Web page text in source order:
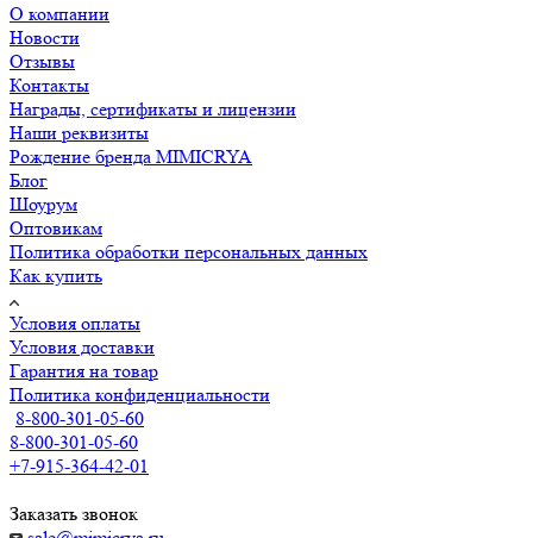
О компании
Новости
Отзывы
Контакты
Награды, сертификаты и лицензии
Наши реквизиты
Рождение бренда MIMICRYA
Блог
Шоурум
Оптовикам
Политика обработки персональных данных
Как купить
Условия оплаты
Условия доставки
Гарантия на товар
Политика конфиденциальности
8-800-301-05-60
8-800-301-05-60
+7-915-364-42-01
Заказать звонок